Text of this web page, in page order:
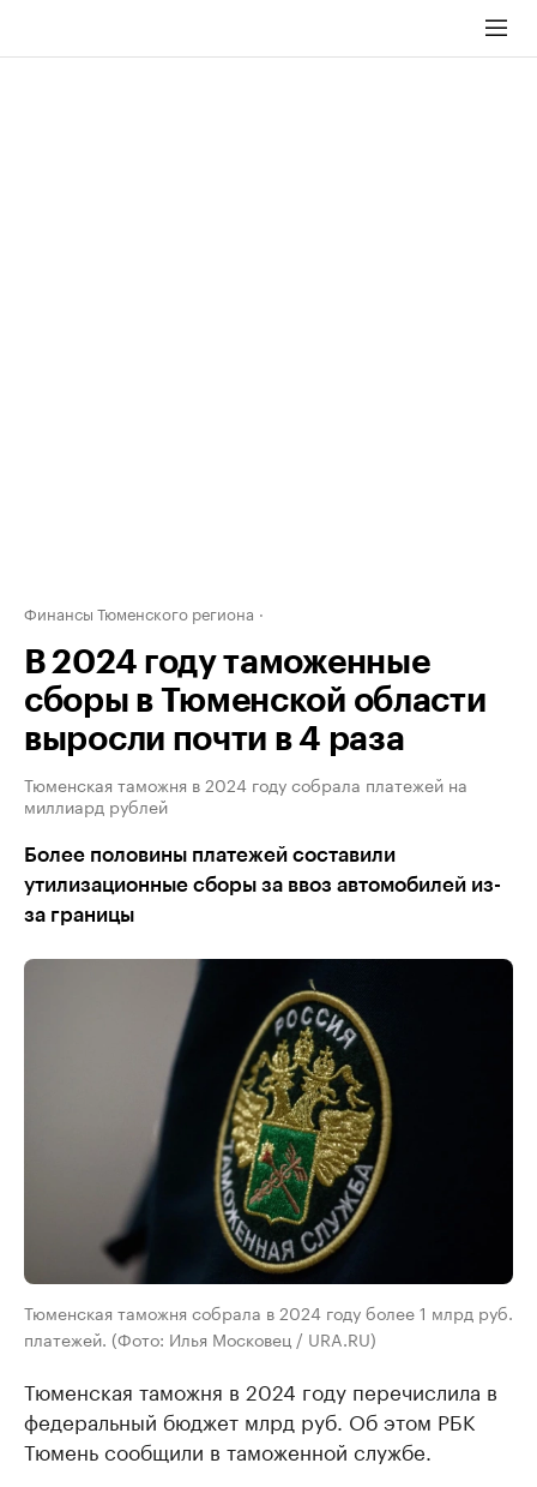
Финансы Тюменского региона
В 2024 году таможенные
сборы в Тюменской области
выросли почти в 4 раза
Тюменская таможня в 2024 году собрала платежей на
миллиард рублей
Более половины платежей составили
утилизационные сборы за ввоз автомобилей из-
за границы
Тюменская таможня собрала в 2024 году более 1 млрд руб.
платежей. (Фото: Илья Московец / URA.RU)
Тюменская таможня в 2024 году перечислила в
федеральный бюджет млрд руб. Об этом РБК
Тюмень сообщили в таможенной службе.